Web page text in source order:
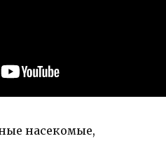
насекомые,